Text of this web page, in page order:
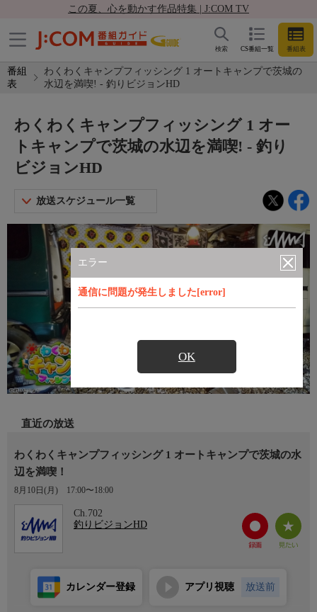
この夏、心を動かす作品特集 | J:COM TV
CS番組一覧 番組表
検索
番組
表
わくわくキャンプフィッシング 1 オートキャンプで茨城の
水辺を満喫! - 釣りビジョンHD
エラー
通信に問題が発生しました[error]
OK
わくわくキャンプフィッシング 1 オー
トキャンプで茨城の水辺を満喫! - 釣り
ビジョンHD
放送スケジュール一覧
直近の放送
わくわくキャンプフィッシング 1 オートキャンプで茨城の水
辺を満喫！
8月10日(月) 17:00〜18:00
Ch.702
釣りビジョンHD
カレンダー登録 アプリ視聴 放送前